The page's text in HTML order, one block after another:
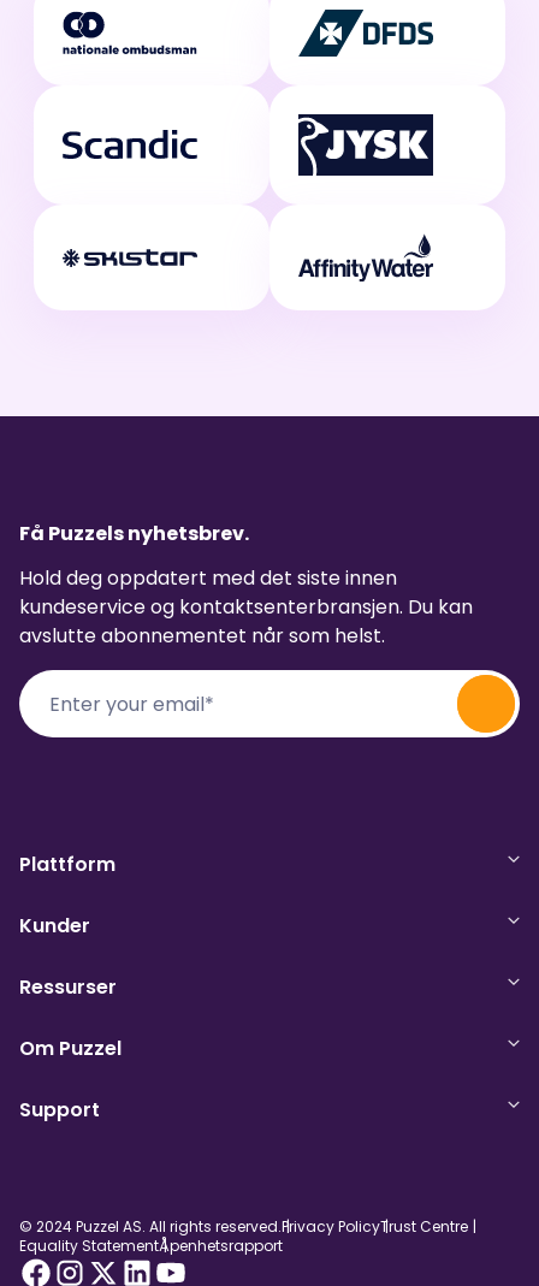
Få Puzzels nyhetsbrev.
Hold deg oppdatert med det siste innen
kundeservice og kontaktsenterbransjen. Du kan
avslutte abonnementet når som helst.
Plattform
Kunder
Ressurser
Om Puzzel
Support
© 2024 Puzzel AS. All rights reserved.Privacy PolicyTrust Centre
Equality StatementÅpenhetsrapport